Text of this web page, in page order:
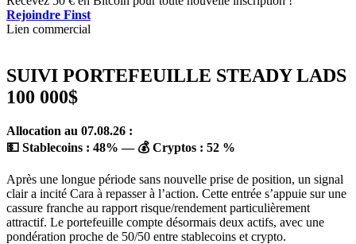
Rejoindre Finst
Lien commercial
SUIVI PORTEFEUILLE STEADY LADS
100 000$
Allocation au 07.08.26 :
💵 Stablecoins : 48% — 💰 Cryptos : 52 %
Après une longue période sans nouvelle prise de position, un signal
clair a incité Cara à repasser à l’action. Cette entrée s’appuie sur une
cassure franche au rapport risque/rendement particulièrement
attractif. Le portefeuille compte désormais deux actifs, avec une
pondération proche de 50/50 entre stablecoins et crypto.